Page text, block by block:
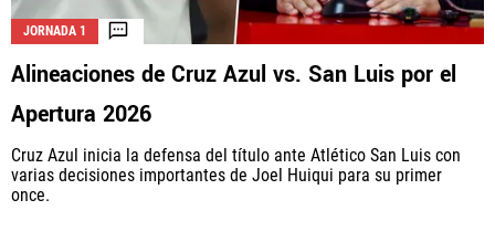
JORNADA 1
Alineaciones de Cruz Azul vs. San Luis por el
Apertura 2026
Cruz Azul inicia la defensa del título ante Atlético San Luis con
varias decisiones importantes de Joel Huiqui para su primer
once.